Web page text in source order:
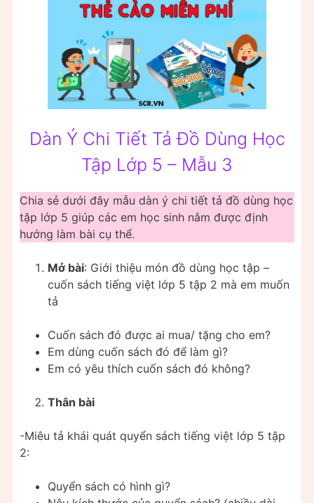
Dàn Ý Chi Tiết Tả Đồ Dùng Học
Tập Lớp 5 – Mẫu 3
Chia sẻ dưới đây mẫu dàn ý chi tiết tả đồ dùng học
tập lớp 5 giúp các em học sinh nắm được định
hướng làm bài cụ thể.
Mở bài: Giới thiệu món đồ dùng học tập –
cuốn sách tiếng việt lớp 5 tập 2 mà em muốn
tả
Cuốn sách đó được ai mua/ tặng cho em?
Em dùng cuốn sách đó để làm gì?
Em có yêu thích cuốn sách đó không?
Thân bài
-Miêu tả khái quát quyển sách tiếng việt lớp 5 tập
2:
Quyển sách có hình gì?